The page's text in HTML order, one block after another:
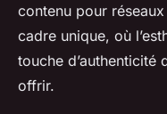
contenu pour
cadre unique, où
touche d’authenticité
offrir.